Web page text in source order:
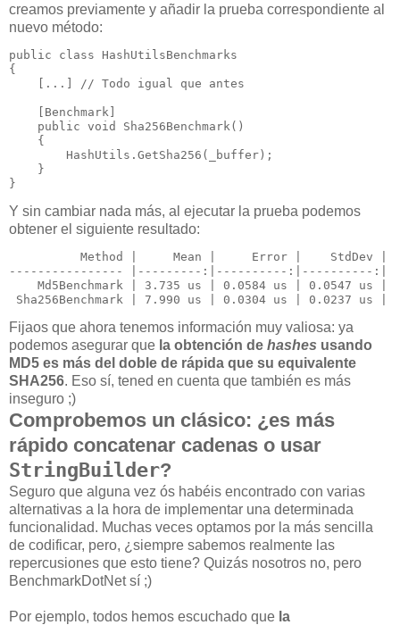
creamos previamente y añadir la prueba correspondiente al
nuevo método:
public class HashUtilsBenchmarks
{
    [...]
// Todo igual que antes
    [Benchmark]
public void Sha256Benchmark()
    {
        HashUtils.GetSha256(_buffer);
    }
}
Y sin cambiar nada más, al ejecutar la prueba podemos
obtener el siguiente resultado:
          Method |     Mean |     Error |    StdDev |
- --------------- |--------- :|---------- :|---------- :|
    Md5Benchmark | 3.735 us | 0.0584 us | 0.0547 us |
Sha256Benchmark | 7.990 us | 0.0304 us | 0.0237 us |
Fijaos que ahora tenemos información muy valiosa: ya
podemos asegurar que la obtención de hashes usando
MD5 es más del doble de rápida que su equivalente
SHA256. Eso sí, tened en cuenta que también es más
inseguro ;)
Comprobemos un clásico: ¿es más
rápido concatenar cadenas o usar
StringBuilder?
Seguro que alguna vez ós habéis encontrado con varias
alternativas a la hora de implementar una determinada
funcionalidad. Muchas veces optamos por la más sencilla
de codificar, pero, ¿siempre sabemos realmente las
repercusiones que esto tiene? Quizás nosotros no, pero
BenchmarkDotNet sí ;)
Por ejemplo, todos hemos escuchado que la